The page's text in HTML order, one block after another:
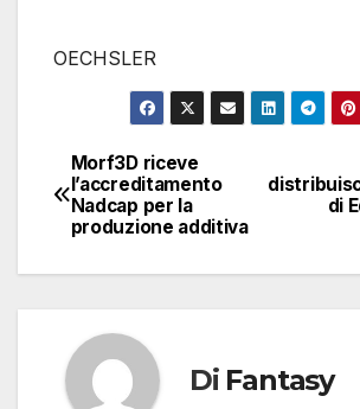
OECHSLER
Navigazione
articoli
di
Morf3D riceve
l’accreditamento
Nadcap per la
produzione additiva
Di Fantasy